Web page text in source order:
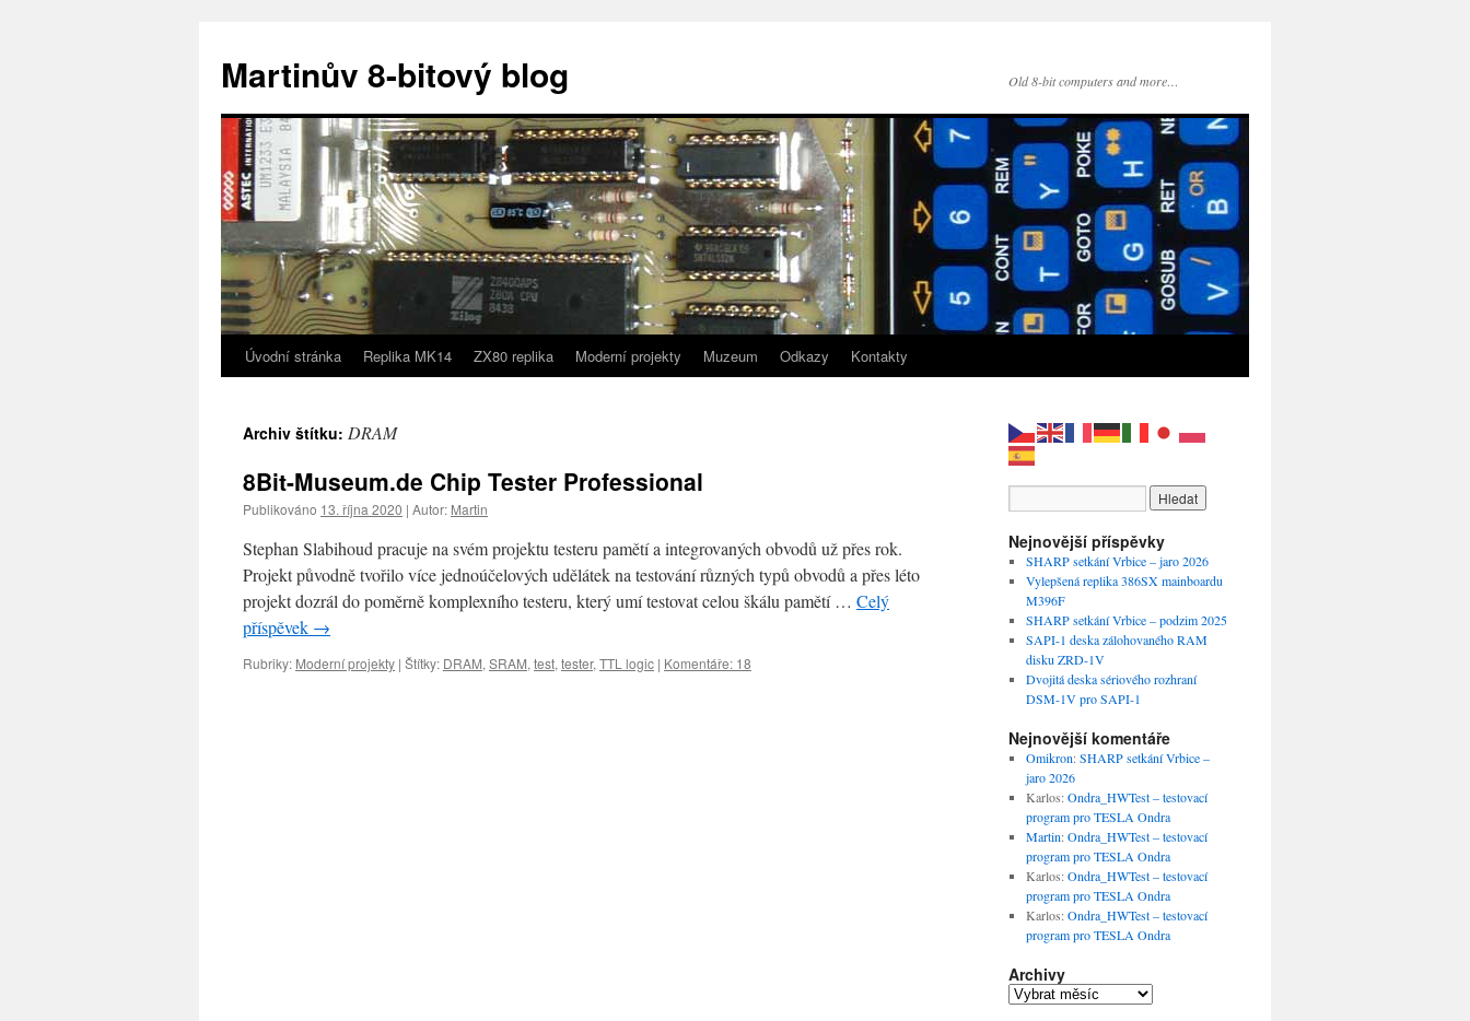
obsahu
webu
Martinův 8-bitový blog Old 8-bit computers and more…
Úvodní stránka Replika MK14 ZX80 replika Moderní projekty Muzeum Odkazy Kontakty
Archiv štítku: DRAM
8Bit-Museum.de Chip Tester Professional
Publikováno 13. října 2020 | Autor: Martin
Stephan Slabihoud pracuje na svém projektu testeru pamětí a integrovaných obvodů už přes rok.
Projekt původně tvořilo více jednoúčelových udělátek na testování různých typů obvodů a přes léto
projekt dozrál do poměrně komplexního testeru, který umí testovat celou škálu pamětí … Celý
příspěvek →
Rubriky: Moderní projekty | Štítky: DRAM, SRAM, test, tester, TTL logic | Komentáře: 18
Nejnovější příspěvky
SHARP setkání Vrbice – jaro 2026
Vylepšená replika 386SX mainboardu
M396F
SHARP setkání Vrbice – podzim 2025
SAPI-1 deska zálohovaného RAM
disku ZRD-1V
Dvojitá deska sériového rozhraní
DSM-1V pro SAPI-1
Nejnovější komentáře
Omikron:SHARP setkání Vrbice –
jaro 2026
Karlos:Ondra_HWTest – testovací
program pro TESLA Ondra
Martin:Ondra_HWTest – testovací
program pro TESLA Ondra
Karlos:Ondra_HWTest – testovací
program pro TESLA Ondra
Karlos:Ondra_HWTest – testovací
program pro TESLA Ondra
Archivy
Archivy